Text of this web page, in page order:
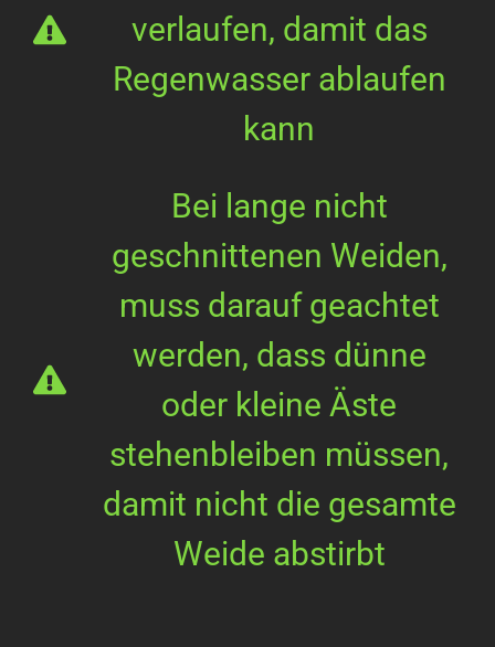
verlaufen, damit das
Regenwasser ablaufen
kann
Bei lange nicht
geschnittenen Weiden,
muss darauf geachtet
werden, dass dünne
oder kleine Äste
stehenbleiben müssen,
damit nicht die gesamte
Weide abstirbt